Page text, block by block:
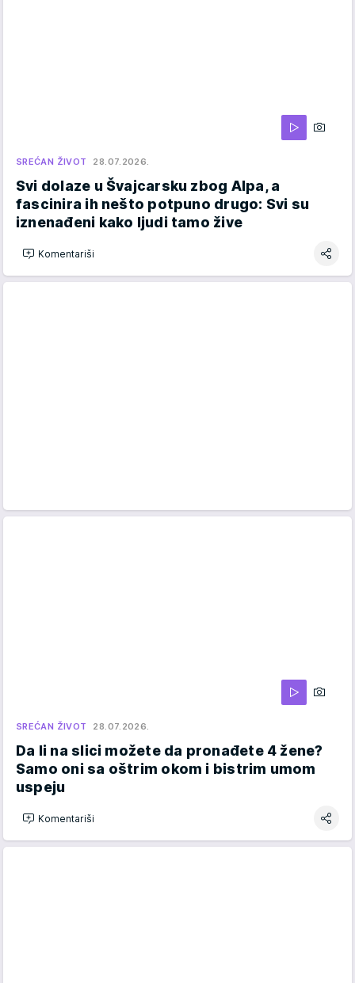
SREĆAN ŽIVOT 28.07.2026.
Svi dolaze u Švajcarsku zbog Alpa, a
fascinira ih nešto potpuno drugo: Svi su
iznenađeni kako ljudi tamo žive
Komentariši
SREĆAN ŽIVOT 28.07.2026.
Da li na slici možete da pronađete 4 žene?
Samo oni sa oštrim okom i bistrim umom
uspeju
Komentariši